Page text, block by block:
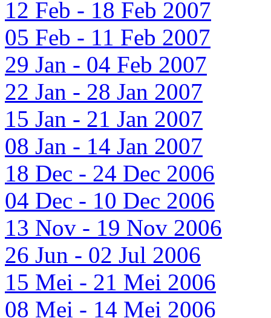
12 Feb - 18 Feb 2007
05 Feb - 11 Feb 2007
29 Jan - 04 Feb 2007
22 Jan - 28 Jan 2007
15 Jan - 21 Jan 2007
08 Jan - 14 Jan 2007
18 Dec - 24 Dec 2006
04 Dec - 10 Dec 2006
13 Nov - 19 Nov 2006
26 Jun - 02 Jul 2006
15 Mei - 21 Mei 2006
08 Mei - 14 Mei 2006